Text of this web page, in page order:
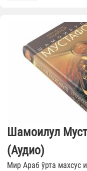
Шамоилул
(Аудио)
Мир Араб ўрта махсус